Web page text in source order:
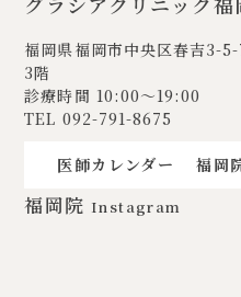
福岡県福岡市中央区春吉3-
3階
診療時間 10:00〜19:00
TEL 092-791-8675
医師カレンダー 福岡
福岡院 Instagram